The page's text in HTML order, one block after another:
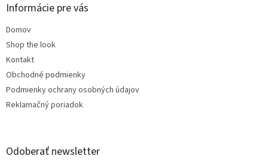
Informácie pre vás
Domov
Shop the look
Kontakt
Obchodné podmienky
Podmienky ochrany osobných údajov
Reklamačný poriadok
Odoberať newsletter